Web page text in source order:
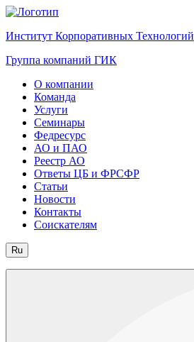
Институт Корпоративных Технологий
Группа компаний ГИК
О компании
Команда
Услуги
Семинары
Федресурс
АО и ПАО
Реестр АО
Ответы ЦБ и ФРСФР
Статьи
Новости
Контакты
Соискателям
Ru